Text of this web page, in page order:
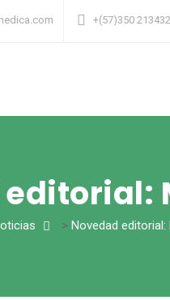
+(57)350
> Novedad